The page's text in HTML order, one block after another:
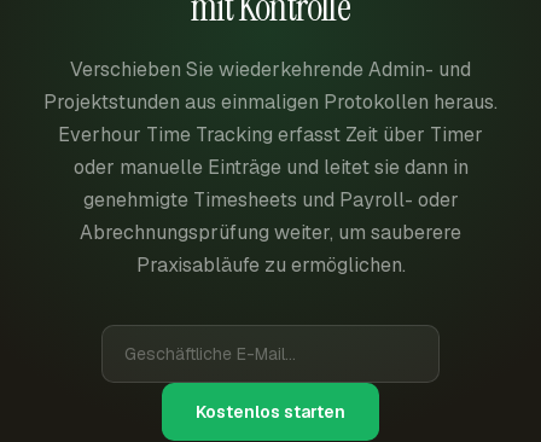
Verschieben Sie wiederkehrende Admin- und
Projektstunden aus einmaligen Protokollen heraus.
Everhour Time Tracking erfasst Zeit über Timer
oder manuelle Einträge und leitet sie dann in
genehmigte Timesheets und Payroll- oder
Abrechnungsprüfung weiter, um sauberere
Praxisabläufe zu ermöglichen.
Kostenlos starten